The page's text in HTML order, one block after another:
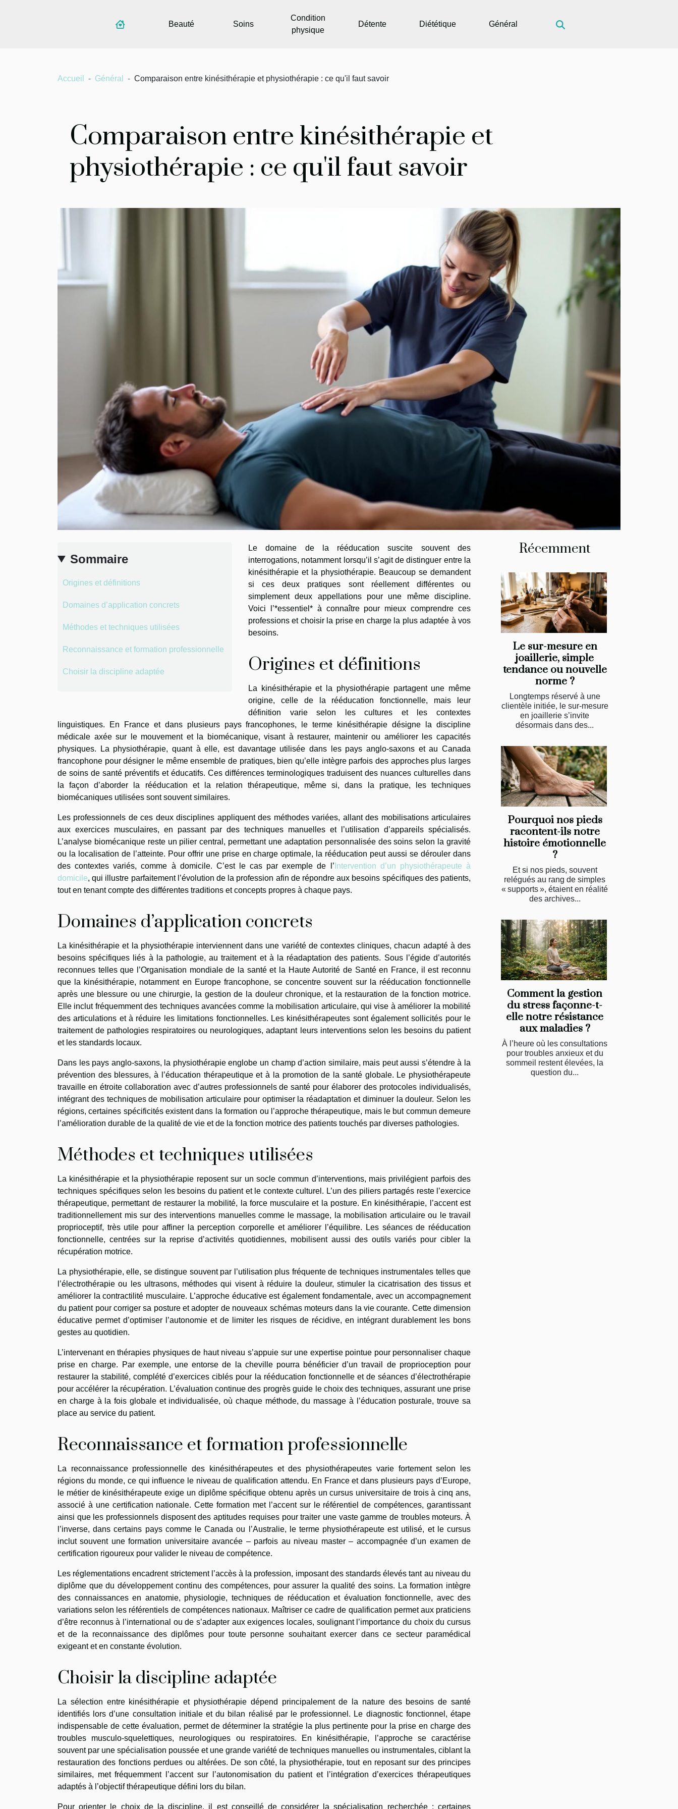
Beauté Soins
Condition
physique
Détente Diététique Général
Accueil Général Comparaison entre kinésithérapie et physiothérapie : ce qu'il faut savoir
Comparaison entre kinésithérapie et
physiothérapie : ce qu'il faut savoir
Sommaire
Origines et définitions
Domaines d’application concrets
Méthodes et techniques utilisées
Reconnaissance et formation professionnelle
Choisir la discipline adaptée
Le domaine de la rééducation suscite souvent des
interrogations, notamment lorsqu’il s’agit de distinguer entre la
kinésithérapie et la physiothérapie. Beaucoup se demandent
si ces deux pratiques sont réellement différentes ou
simplement deux appellations pour une même discipline.
Voici l’*essentiel* à connaître pour mieux comprendre ces
professions et choisir la prise en charge la plus adaptée à vos
besoins.
Origines et définitions
La kinésithérapie et la physiothérapie partagent une même
origine, celle de la rééducation fonctionnelle, mais leur
définition varie selon les cultures et les contextes
linguistiques. En France et dans plusieurs pays francophones, le terme kinésithérapie désigne la discipline
médicale axée sur le mouvement et la biomécanique, visant à restaurer, maintenir ou améliorer les capacités
physiques. La physiothérapie, quant à elle, est davantage utilisée dans les pays anglo-saxons et au Canada
francophone pour désigner le même ensemble de pratiques, bien qu’elle intègre parfois des approches plus larges
de soins de santé préventifs et éducatifs. Ces différences terminologiques traduisent des nuances culturelles dans
la façon d’aborder la rééducation et la relation thérapeutique, même si, dans la pratique, les techniques
biomécaniques utilisées sont souvent similaires.
Les professionnels de ces deux disciplines appliquent des méthodes variées, allant des mobilisations articulaires
aux exercices musculaires, en passant par des techniques manuelles et l’utilisation d’appareils spécialisés.
L’analyse biomécanique reste un pilier central, permettant une adaptation personnalisée des soins selon la gravité
ou la localisation de l’atteinte. Pour offrir une prise en charge optimale, la rééducation peut aussi se dérouler dans
des contextes variés, comme à domicile. C’est le cas par exemple de l’ Intervention d’un physiothérapeute à
domicile, qui illustre parfaitement l’évolution de la profession afin de répondre aux besoins spécifiques des patients,
tout en tenant compte des différentes traditions et concepts propres à chaque pays.
Domaines d’application concrets
La kinésithérapie et la physiothérapie interviennent dans une variété de contextes cliniques, chacun adapté à des
besoins spécifiques liés à la pathologie, au traitement et à la réadaptation des patients. Sous l’égide d’autorités
reconnues telles que l’Organisation mondiale de la santé et la Haute Autorité de Santé en France, il est reconnu
que la kinésithérapie, notamment en Europe francophone, se concentre souvent sur la rééducation fonctionnelle
après une blessure ou une chirurgie, la gestion de la douleur chronique, et la restauration de la fonction motrice.
Elle inclut fréquemment des techniques avancées comme la mobilisation articulaire, qui vise à améliorer la mobilité
des articulations et à réduire les limitations fonctionnelles. Les kinésithérapeutes sont également sollicités pour le
traitement de pathologies respiratoires ou neurologiques, adaptant leurs interventions selon les besoins du patient
et les standards locaux.
Dans les pays anglo-saxons, la physiothérapie englobe un champ d’action similaire, mais peut aussi s’étendre à la
prévention des blessures, à l’éducation thérapeutique et à la promotion de la santé globale. Le physiothérapeute
travaille en étroite collaboration avec d’autres professionnels de santé pour élaborer des protocoles individualisés,
intégrant des techniques de mobilisation articulaire pour optimiser la réadaptation et diminuer la douleur. Selon les
régions, certaines spécificités existent dans la formation ou l’approche thérapeutique, mais le but commun demeure
l’amélioration durable de la qualité de vie et de la fonction motrice des patients touchés par diverses pathologies.
Méthodes et techniques utilisées
La kinésithérapie et la physiothérapie reposent sur un socle commun d’interventions, mais privilégient parfois des
techniques spécifiques selon les besoins du patient et le contexte culturel. L’un des piliers partagés reste l’exercice
thérapeutique, permettant de restaurer la mobilité, la force musculaire et la posture. En kinésithérapie, l’accent est
traditionnellement mis sur des interventions manuelles comme le massage, la mobilisation articulaire ou le travail
proprioceptif, très utile pour affiner la perception corporelle et améliorer l’équilibre. Les séances de rééducation
fonctionnelle, centrées sur la reprise d’activités quotidiennes, mobilisent aussi des outils variés pour cibler la
récupération motrice.
La physiothérapie, elle, se distingue souvent par l’utilisation plus fréquente de techniques instrumentales telles que
l’électrothérapie ou les ultrasons, méthodes qui visent à réduire la douleur, stimuler la cicatrisation des tissus et
améliorer la contractilité musculaire. L’approche éducative est également fondamentale, avec un accompagnement
du patient pour corriger sa posture et adopter de nouveaux schémas moteurs dans la vie courante. Cette dimension
éducative permet d’optimiser l’autonomie et de limiter les risques de récidive, en intégrant durablement les bons
gestes au quotidien.
L’intervenant en thérapies physiques de haut niveau s’appuie sur une expertise pointue pour personnaliser chaque
prise en charge. Par exemple, une entorse de la cheville pourra bénéficier d’un travail de proprioception pour
restaurer la stabilité, complété d’exercices ciblés pour la rééducation fonctionnelle et de séances d’électrothérapie
pour accélérer la récupération. L’évaluation continue des progrès guide le choix des techniques, assurant une prise
en charge à la fois globale et individualisée, où chaque méthode, du massage à l’éducation posturale, trouve sa
place au service du patient.
Reconnaissance et formation professionnelle
La reconnaissance professionnelle des kinésithérapeutes et des physiothérapeutes varie fortement selon les
régions du monde, ce qui influence le niveau de qualification attendu. En France et dans plusieurs pays d’Europe,
le métier de kinésithérapeute exige un diplôme spécifique obtenu après un cursus universitaire de trois à cinq ans,
associé à une certification nationale. Cette formation met l’accent sur le référentiel de compétences, garantissant
ainsi que les professionnels disposent des aptitudes requises pour traiter une vaste gamme de troubles moteurs. À
l’inverse, dans certains pays comme le Canada ou l’Australie, le terme physiothérapeute est utilisé, et le cursus
inclut souvent une formation universitaire avancée – parfois au niveau master – accompagnée d’un examen de
certification rigoureux pour valider le niveau de compétence.
Les réglementations encadrent strictement l’accès à la profession, imposant des standards élevés tant au niveau du
diplôme que du développement continu des compétences, pour assurer la qualité des soins. La formation intègre
des connaissances en anatomie, physiologie, techniques de rééducation et évaluation fonctionnelle, avec des
variations selon les référentiels de compétences nationaux. Maîtriser ce cadre de qualification permet aux praticiens
d’être reconnus à l’international ou de s’adapter aux exigences locales, soulignant l’importance du choix du cursus
et de la reconnaissance des diplômes pour toute personne souhaitant exercer dans ce secteur paramédical
exigeant et en constante évolution.
Choisir la discipline adaptée
La sélection entre kinésithérapie et physiothérapie dépend principalement de la nature des besoins de santé
identifiés lors d’une consultation initiale et du bilan réalisé par le professionnel. Le diagnostic fonctionnel, étape
indispensable de cette évaluation, permet de déterminer la stratégie la plus pertinente pour la prise en charge des
troubles musculo-squelettiques, neurologiques ou respiratoires. En kinésithérapie, l’approche se caractérise
souvent par une spécialisation poussée et une grande variété de techniques manuelles ou instrumentales, ciblant la
restauration des fonctions perdues ou altérées. De son côté, la physiothérapie, tout en reposant sur des principes
similaires, met fréquemment l’accent sur l’autonomisation du patient et l’intégration d’exercices thérapeutiques
adaptés à l’objectif thérapeutique défini lors du bilan.
Pour orienter le choix de la discipline, il est conseillé de considérer la spécialisation recherchée : certaines
Récemment
Le sur-mesure en
joaillerie, simple
tendance ou nouvelle
norme ?
Longtemps réservé à une
clientèle initiée, le sur-mesure
en joaillerie s’invite
désormais dans des...
Pourquoi nos pieds
racontent-ils notre
histoire émotionnelle
?
Et si nos pieds, souvent
relégués au rang de simples
« supports », étaient en réalité
des archives...
Comment la gestion
du stress façonne-t-
elle notre résistance
aux maladies ?
À l’heure où les consultations
pour troubles anxieux et du
sommeil restent élevées, la
question du...